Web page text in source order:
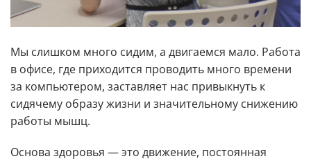
Мы слишком много сидим, а двигаемся мало. Работа
в офисе, где приходится проводить много времени
за компьютером, заставляет нас привыкнуть к
сидячему образу жизни и значительному снижению
работы мышц.
Основа здоровья — это движение, постоянная